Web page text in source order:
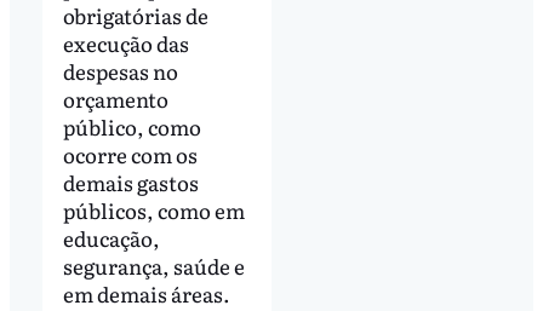
obrigatórias de
execução das
despesas no
orçamento
público, como
ocorre com os
demais gastos
públicos, como em
educação,
segurança, saúde e
em demais áreas.